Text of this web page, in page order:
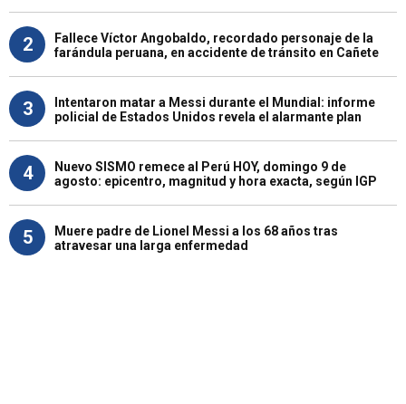
2
Fallece Víctor Angobaldo, recordado personaje de la
farándula peruana, en accidente de tránsito en Cañete
3
Intentaron matar a Messi durante el Mundial: informe
policial de Estados Unidos revela el alarmante plan
4
Nuevo SISMO remece al Perú HOY, domingo 9 de
agosto: epicentro, magnitud y hora exacta, según IGP
5
Muere padre de Lionel Messi a los 68 años tras
atravesar una larga enfermedad